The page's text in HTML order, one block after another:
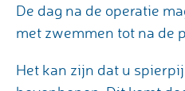
De dag na de operatie
met zwemmen tot na de
Het kan zijn dat u